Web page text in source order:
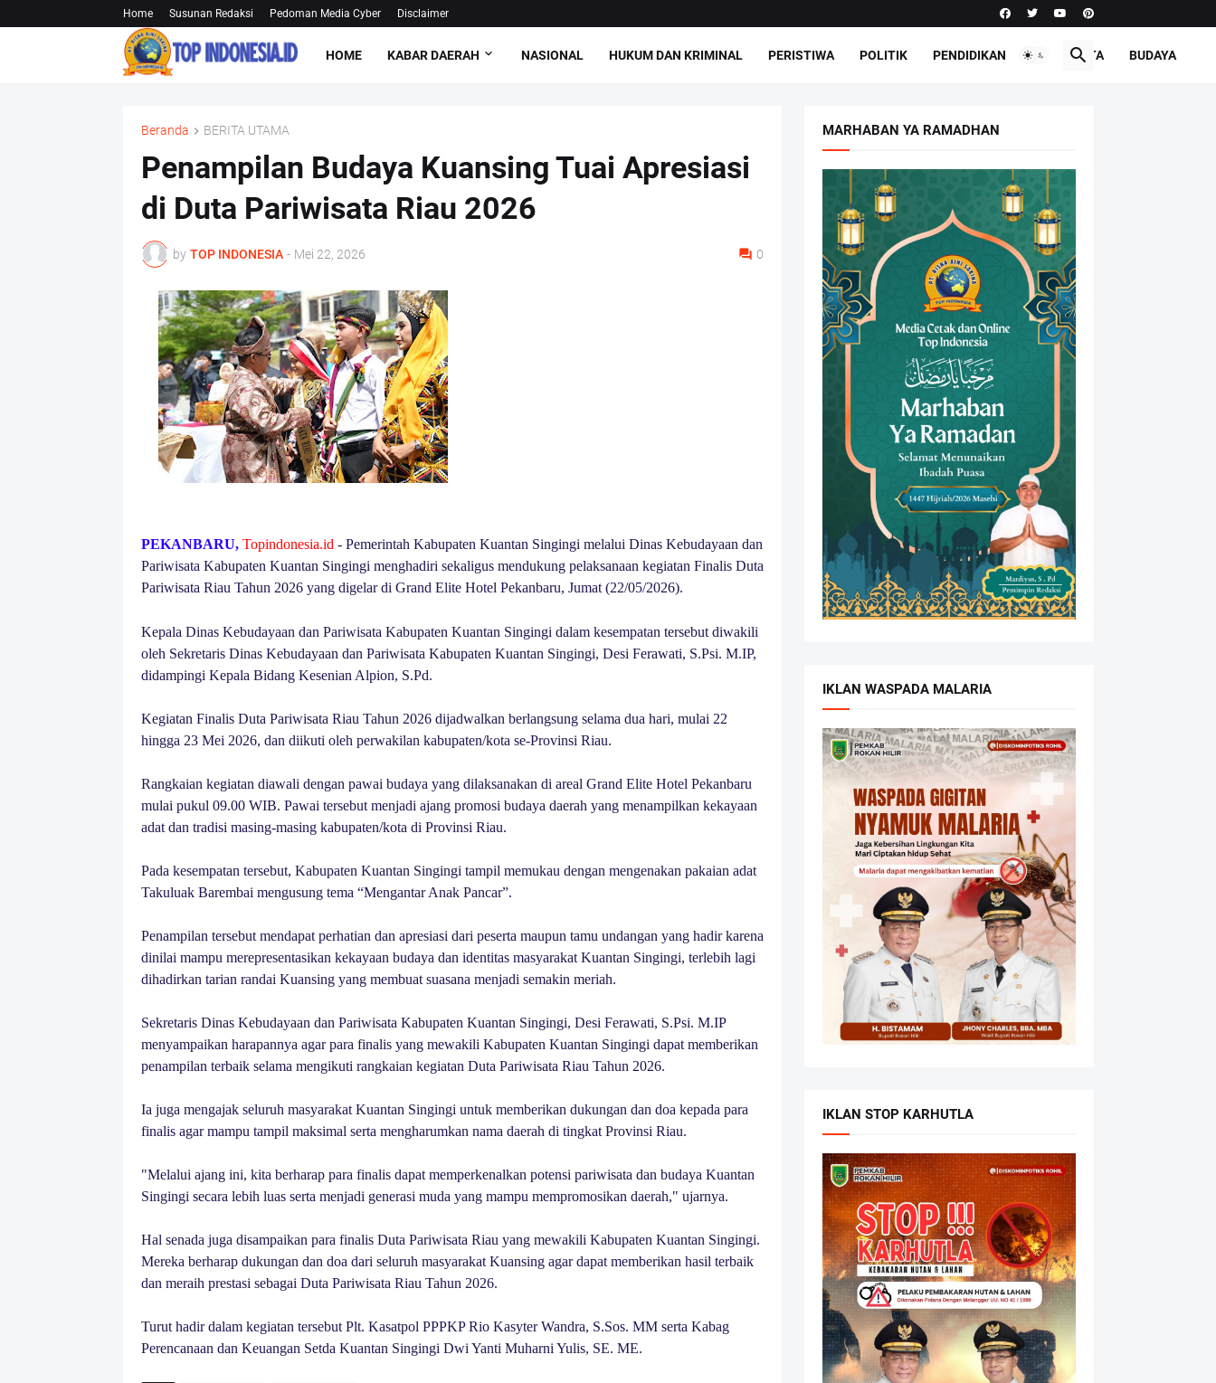
Home Susunan Redaksi Pedoman Media Cyber Disclaimer
HOME KABAR DAERAH NASIONAL HUKUM DAN KRIMINAL PERISTIWA POLITIK PENDIDIKAN PARIWISATA BUDAYA
Beranda BERITA UTAMA
Penampilan Budaya Kuansing Tuai Apresiasi
di Duta Pariwisata Riau 2026
by TOP INDONESIA - Mei 22, 2026 0
PEKANBARU, Topindonesia.id - Pemerintah Kabupaten Kuantan Singingi melalui Dinas Kebudayaan dan
Pariwisata Kabupaten Kuantan Singingi menghadiri sekaligus mendukung pelaksanaan kegiatan Finalis Duta
Pariwisata Riau Tahun 2026 yang digelar di Grand Elite Hotel Pekanbaru, Jumat (22/05/2026).
Kepala Dinas Kebudayaan dan Pariwisata Kabupaten Kuantan Singingi dalam kesempatan tersebut diwakili
oleh Sekretaris Dinas Kebudayaan dan Pariwisata Kabupaten Kuantan Singingi, Desi Ferawati, S.Psi. M.IP,
didampingi Kepala Bidang Kesenian Alpion, S.Pd.
Kegiatan Finalis Duta Pariwisata Riau Tahun 2026 dijadwalkan berlangsung selama dua hari, mulai 22
hingga 23 Mei 2026, dan diikuti oleh perwakilan kabupaten/kota se-Provinsi Riau.
Rangkaian kegiatan diawali dengan pawai budaya yang dilaksanakan di areal Grand Elite Hotel Pekanbaru
mulai pukul 09.00 WIB. Pawai tersebut menjadi ajang promosi budaya daerah yang menampilkan kekayaan
adat dan tradisi masing-masing kabupaten/kota di Provinsi Riau.
Pada kesempatan tersebut, Kabupaten Kuantan Singingi tampil memukau dengan mengenakan pakaian adat
Takuluak Barembai mengusung tema “Mengantar Anak Pancar”.
Penampilan tersebut mendapat perhatian dan apresiasi dari peserta maupun tamu undangan yang hadir karena
dinilai mampu merepresentasikan kekayaan budaya dan identitas masyarakat Kuantan Singingi, terlebih lagi
dihadirkan tarian randai Kuansing yang membuat suasana menjadi semakin meriah.
Sekretaris Dinas Kebudayaan dan Pariwisata Kabupaten Kuantan Singingi, Desi Ferawati, S.Psi. M.IP
menyampaikan harapannya agar para finalis yang mewakili Kabupaten Kuantan Singingi dapat memberikan
penampilan terbaik selama mengikuti rangkaian kegiatan Duta Pariwisata Riau Tahun 2026.
Ia juga mengajak seluruh masyarakat Kuantan Singingi untuk memberikan dukungan dan doa kepada para
finalis agar mampu tampil maksimal serta mengharumkan nama daerah di tingkat Provinsi Riau.
"Melalui ajang ini, kita berharap para finalis dapat memperkenalkan potensi pariwisata dan budaya Kuantan
Singingi secara lebih luas serta menjadi generasi muda yang mampu mempromosikan daerah," ujarnya.
Hal senada juga disampaikan para finalis Duta Pariwisata Riau yang mewakili Kabupaten Kuantan Singingi.
Mereka berharap dukungan dan doa dari seluruh masyarakat Kuansing agar dapat memberikan hasil terbaik
dan meraih prestasi sebagai Duta Pariwisata Riau Tahun 2026.
Turut hadir dalam kegiatan tersebut Plt. Kasatpol PPPKP Rio Kasyter Wandra, S.Sos. MM serta Kabag
Perencanaan dan Keuangan Setda Kuantan Singingi Dwi Yanti Muharni Yulis, SE. ME.
MARHABAN YA RAMADHAN
IKLAN WASPADA MALARIA
IKLAN STOP KARHUTLA